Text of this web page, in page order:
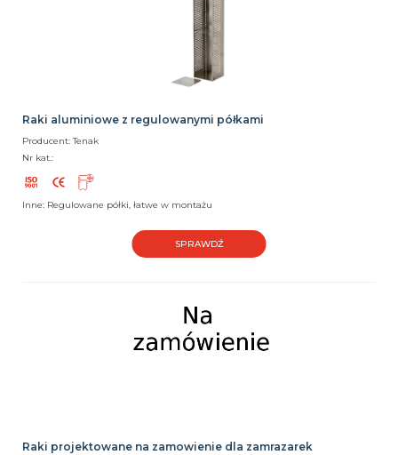
Raki aluminiowe z regulowanymi półkami
Producent: Tenak
Nr kat.:
Inne: Regulowane półki, łatwe w montażu
SPRAWDŹ
Raki projektowane na zamowienie dla zamrazarek